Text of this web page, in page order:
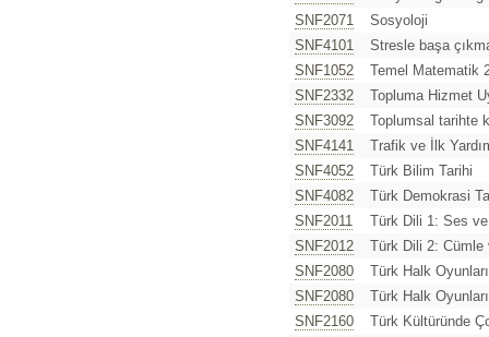
SNF2071
Sosyoloji
SNF4101
Stresle başa
SNF1052
Temel Matematik
SNF2332
Topluma Hizmet
SNF3092
Toplumsal tarihte
SNF4141
Trafik ve İlk
SNF4052
Türk Bilim Tarihi
SNF4082
Türk Demokrasi
SNF2011
Türk Dili 1: Ses
SNF2012
Türk Dili 2:
SNF2080
Türk Halk Oyunları
SNF2080
Türk Halk Oyunları
SNF2160
Türk Kültüründe